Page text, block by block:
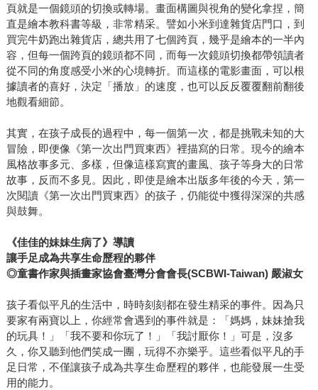
頁就是一個鏡頭的切換或轉場。畫面構圖與視角的變化拿捏，簡
直是繪本教科書等級，非常精采。譬如小米到達雜貨店門口，到
買完牛奶跑出雜貨店，總共用了七個跨頁，幾乎是繪本的一半內
容，但每一個跨頁的鏡頭都不同，而每一次鏡頭切換都帶領讀者
從不同的角度感受小米的心境轉折。而這樣的電影畫面，可以根
據讀者的喜好，決定「播放」的速度，也可以反反覆覆翻前翻後
地觀看細節。
其實，在孩子成長的過程中，每一個第一次，都是挑戰未知的大
冒險，即便像《第一次出門買東西》裡描寫的日常。現今的繪本
風格故事多元、多樣，但像這樣寫實的畫風、孩子等身大的日常
故事，反而不多見。因此，即使是繪本出版多年後的今天，第一
次閱讀《第一次出門買東西》的孩子，仍能從中獲得深深的共感
與鼓舞。
《佳佳的妹妹生病了》導讀
讓手足成為共享生命歷程的夥伴
◎童書作家與插畫家協會臺灣分會會長(SCBWI-Taiwan) 嚴淑女
孩子看似平凡的生活中，時時刻刻都在發生精采的事件。因為只
要家有兩寶以上，你經常會遇到的事件就是：「媽媽，妹妹搶我
的玩具！」「我不要和你玩了！」「我討厭你！」可是，沒多
久，你又聽到他們笑成一團，玩得不亦樂乎。這些看似平凡的手
足日常，不僅讓孩子成為共享生命歷程的夥伴，也能發展一生受
用的能力。